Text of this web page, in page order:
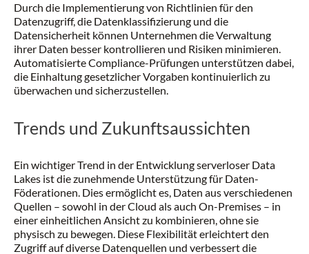
Durch die Implementierung von Richtlinien für den
Datenzugriff, die Datenklassifizierung und die
Datensicherheit können Unternehmen die Verwaltung
ihrer Daten besser kontrollieren und Risiken minimieren.
Automatisierte Compliance-Prüfungen unterstützen dabei,
die Einhaltung gesetzlicher Vorgaben kontinuierlich zu
überwachen und sicherzustellen.
Trends und Zukunftsaussichten
Ein wichtiger Trend in der Entwicklung serverloser Data
Lakes ist die zunehmende Unterstützung für Daten-
Föderationen. Dies ermöglicht es, Daten aus verschiedenen
Quellen – sowohl in der Cloud als auch On-Premises – in
einer einheitlichen Ansicht zu kombinieren, ohne sie
physisch zu bewegen. Diese Flexibilität erleichtert den
Zugriff auf diverse Datenquellen und verbessert die